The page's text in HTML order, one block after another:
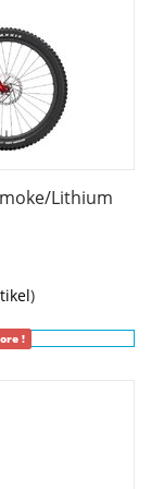
Protektor,
Lithium
)
!